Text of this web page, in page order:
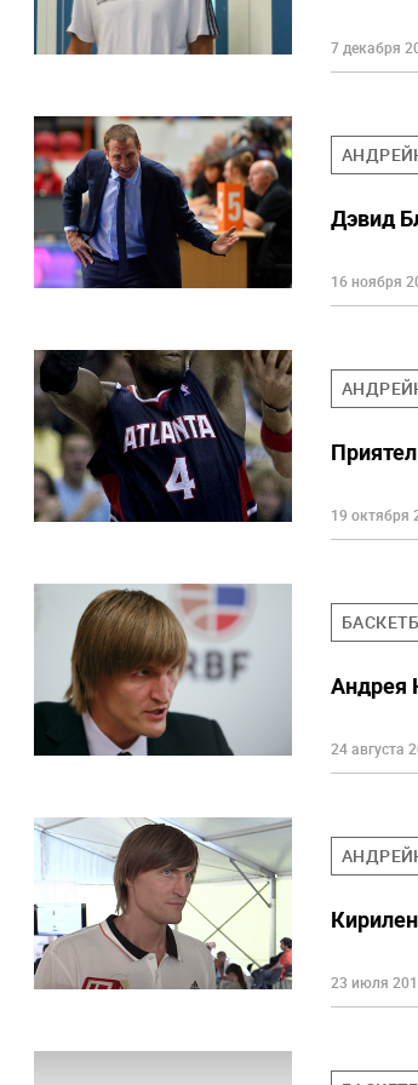
7 декабря
Дэвид
16 ноября
19 октября
Андрея
24 августа
23 июля